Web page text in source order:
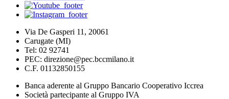
Via De Gasperi 11, 20061
Carugate (MI)
Tel: 02 92741
PEC: direzione@pec.bccmilano.it
C.F. 01132850155
Banca aderente al Gruppo Bancario Cooperativo Iccrea
Società partecipante al Gruppo IVA